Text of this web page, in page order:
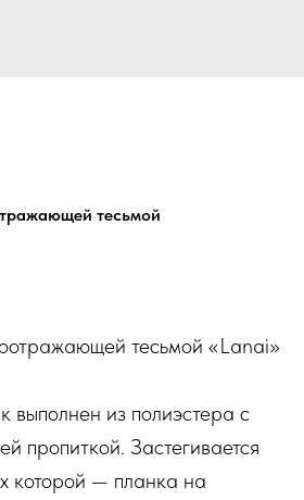
тесьмой
тесьмой «Lanai»
выполнен из полиэстера с
пропиткой. Застегивается
которой — планка на